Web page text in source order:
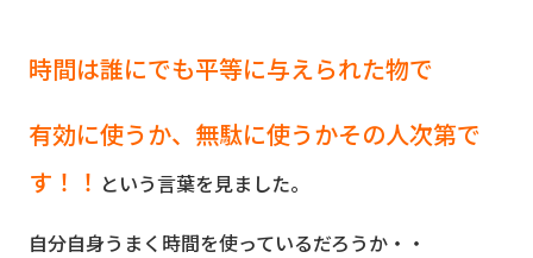
時間は誰にでも平等に与えられた物で
有効に使うか、無駄に使うかその人次第で
す！！ という言葉を見ました。
自分自身うまく時間を使っているだろうか・・